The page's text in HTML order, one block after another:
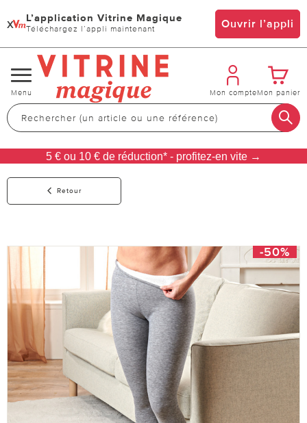
x L’application Vitrine Magique
Téléchargez l’appli maintenant Ouvrir l’appli
Changer
de
navigation
Menu Mon compteMon panier
5 € ou 10 € de réduction* - profitez-en vite →
Retour
-50%